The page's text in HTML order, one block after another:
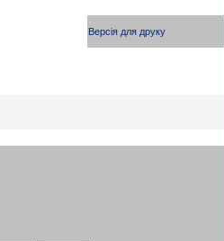
Версія для друку